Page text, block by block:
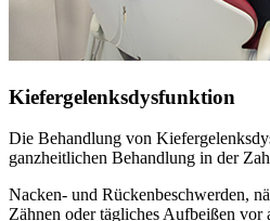
Kiefergelenksdysfunktion
Die Behandlung von
ganzheitlichen Behandlung in der
Nacken- und Rückenbeschwerden,
Zähnen oder tägliches Aufbeißen